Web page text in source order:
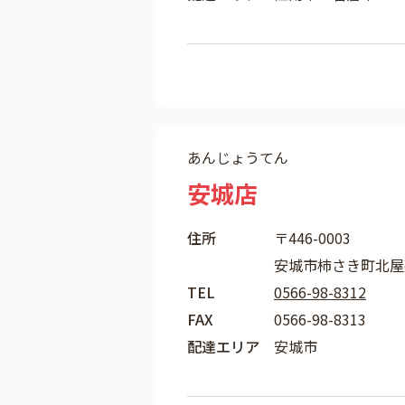
あんじょうてん
安城店
住所
〒446-0003
安城市柿さき町北
TEL
0566-98-8312
FAX
0566-98-8313
配達エリア
安城市